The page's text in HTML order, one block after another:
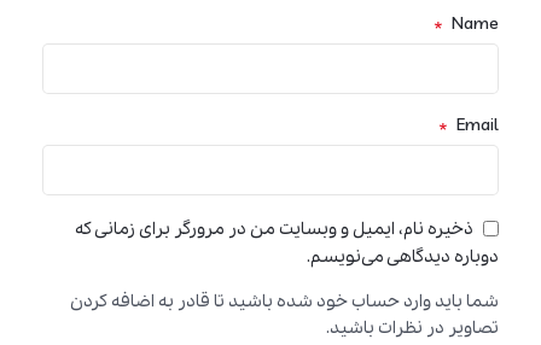
Name
*
Email
*
ذخیره نام، ایمیل و وبسایت من در مرورگر برای زمانی که
دوباره دیدگاهی می‌نویسم.
شما باید وارد حساب خود شده باشید تا قادر به اضافه کردن
تصاویر در نظرات باشید.